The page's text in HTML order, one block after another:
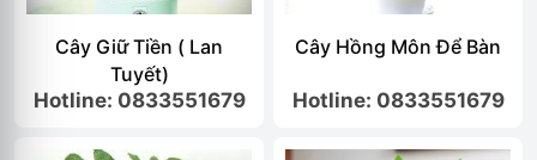
Cây Giữ Tiền ( Lan
Tuyết)
Hotline: 0833551679
Cây Hồng Môn Để Bàn
Hotline: 0833551679